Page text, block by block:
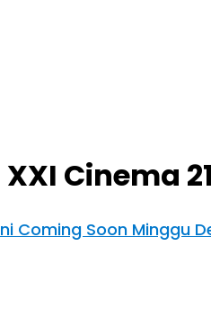
Cinema
Coming Soon Minggu